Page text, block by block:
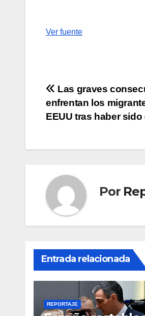
Ver fuente
Navegación
de
Las graves
enfrentan los
EEUU tras haber
Por
Entrada relacionada
REPORTAJE